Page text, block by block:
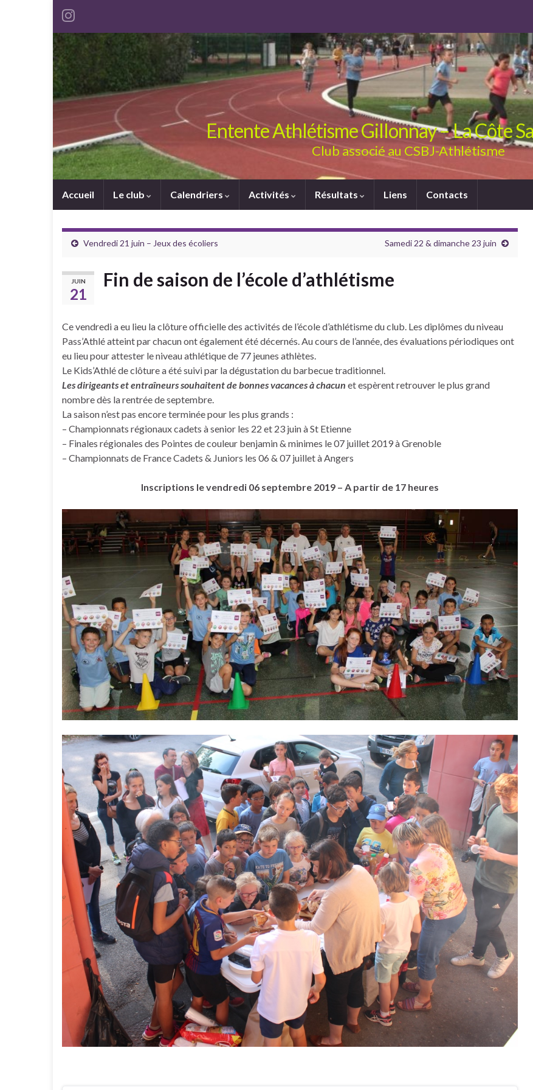
Entente Athlétisme Gillonnay – La Côte
Club associé au CSBJ-Athlétisme
Accueil Le club Calendriers Activités Résultats Liens Contacts
Vendredi 21 juin – Jeux des écoliers Samedi 22 & dimanche 23 juin
JUIN
21
Fin de saison de l’école d’athlétisme
Ce vendredi a eu lieu la clôture officielle des activités de l’école d’athlétisme du club. Les diplômes du niveau
Pass’Athlé atteint par chacun ont également été décernés. Au cours de l’année, des évaluations périodiques ont
eu lieu pour attester le niveau athlétique de 77 jeunes athlètes.
Le Kids’Athlé de clôture a été suivi par la dégustation du barbecue traditionnel.
Les dirigeants et entraîneurs souhaitent de bonnes vacances à chacun et espèrent retrouver le plus grand
nombre dès la rentrée de septembre.
La saison n’est pas encore terminée pour les plus grands :
– Championnats régionaux cadets à senior les 22 et 23 juin à St Etienne
– Finales régionales des Pointes de couleur benjamin & minimes le 07 juillet 2019 à Grenoble
– Championnats de France Cadets & Juniors les 06 & 07 juillet à Angers
Inscriptions le vendredi 06 septembre 2019 – A partir de 17 heures